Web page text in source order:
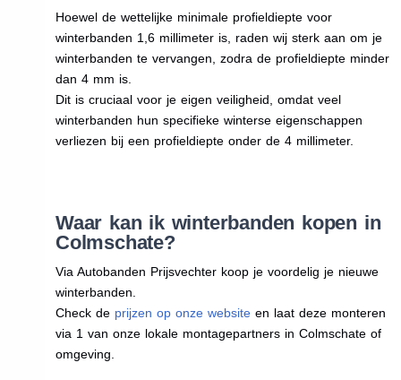
Hoewel de wettelijke minimale profieldiepte voor
winterbanden 1,6 millimeter is, raden wij sterk aan om je
winterbanden te vervangen, zodra de profieldiepte minder
dan 4 mm is.
Dit is cruciaal voor je eigen veiligheid, omdat veel
winterbanden hun specifieke winterse eigenschappen
verliezen bij een profieldiepte onder de 4 millimeter.
Waar kan ik winterbanden kopen in
Colmschate?
Via Autobanden Prijsvechter koop je voordelig je nieuwe
winterbanden.
Check de prijzen op onze websiteen laat deze monteren
via 1 van onze lokale montagepartners in Colmschate of
omgeving.